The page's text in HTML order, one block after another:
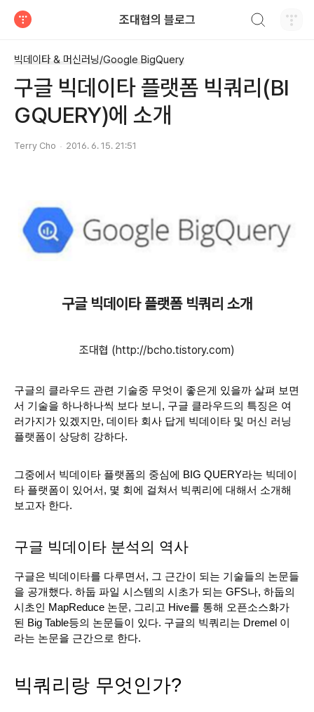
조대협의 블로그
빅데이타 & 머신러닝/Google BigQuery
구글 빅데이타 플랫폼 빅쿼리(BI
GQUERY)에 소개
Terry Cho 2016. 6. 15. 21:51
구글 빅데이타 플랫폼 빅쿼리 소개
조대협 (http://bcho.tistory.com)
구글의 클라우드 관련 기술중 무엇이 좋은게 있을까 살펴 보면
서 기술을 하나하나씩 보다 보니, 구글 클라우드의 특징은 여
러가지가 있겠지만, 데이타 회사 답게 빅데이타 및 머신 러닝
플랫폼이 상당히 강하다.
그중에서 빅데이타 플랫폼의 중심에 BIG QUERY라는 빅데이
타 플랫폼이 있어서, 몇 회에 걸쳐서 빅쿼리에 대해서 소개해
보고자 한다.
구글 빅데이타 분석의 역사
구글은 빅데이타를 다루면서, 그 근간이 되는 기술들의 논문들
을 공개했다. 하둡 파일 시스템의 시초가 되는 GFS나, 하둡의
시초인 MapReduce 논문, 그리고 Hive를 통해 오픈소스화가
된 Big Table등의 논문들이 있다. 구글의 빅쿼리는 Dremel 이
라는 논문을 근간으로 한다.
빅쿼리랑 무엇인가?